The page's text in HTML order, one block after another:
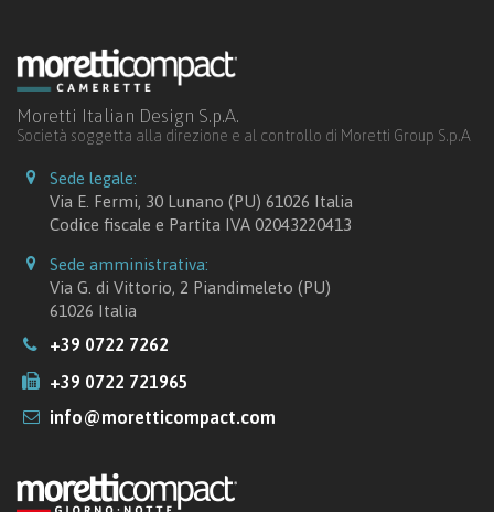
Moretti Italian Design S.p.A.
Società soggetta alla direzione e al controllo di Moretti Group S.p.A
Sede legale:
Via E. Fermi, 30 Lunano (PU) 61026 Italia
Codice fiscale e Partita IVA 02043220413
Sede amministrativa:
Via G. di Vittorio, 2 Piandimeleto (PU)
61026 Italia
+39 0722 7262
+39 0722 721965
info@moretticompact.com